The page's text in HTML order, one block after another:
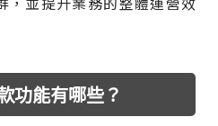
功能有哪些？